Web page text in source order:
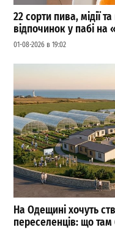
22 сорти пива, мідії
відпочинок у пабі на
01-08-2026 в 19:02
На Одещині хочуть
переселенців: що там